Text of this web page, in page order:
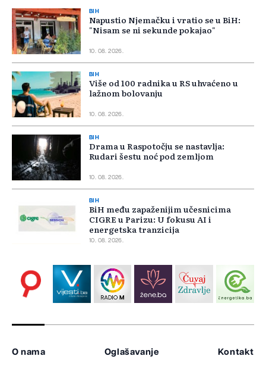
BIH
Napustio Njemačku i vratio se u BiH:
"Nisam se ni sekunde pokajao"
10. 08. 2026.
BIH
Više od 100 radnika u RS uhvaćeno u
lažnom bolovanju
10. 08. 2026.
BIH
Drama u Raspotočju se nastavlja:
Rudari šestu noć pod zemljom
10. 08. 2026.
BIH
BiH među zapaženijim učesnicima
CIGRE u Parizu: U fokusu AI i
energetska tranzicija
10. 08. 2026.
O nama Oglašavanje Kontakt